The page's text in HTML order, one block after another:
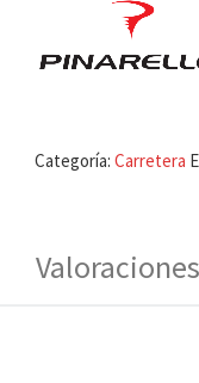
Categoría: Carretera